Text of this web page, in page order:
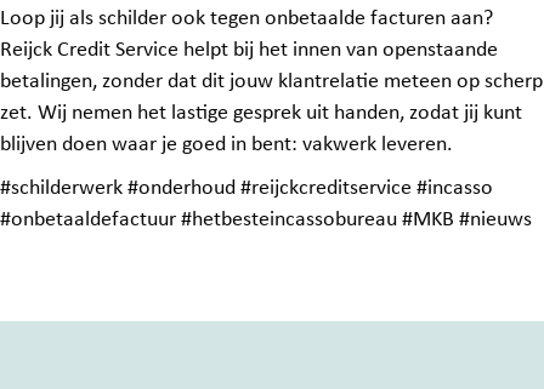
Loop jij als schilder ook tegen onbetaalde facturen aan?
Reijck Credit Service helpt bij het innen van openstaande
betalingen, zonder dat dit jouw klantrelatie meteen op scherp
zet. Wij nemen het lastige gesprek uit handen, zodat jij kunt
blijven doen waar je goed in bent: vakwerk leveren.
#schilderwerk #onderhoud #reijckcreditservice #incasso
#onbetaaldefactuur #hetbesteincassobureau #MKB #nieuws